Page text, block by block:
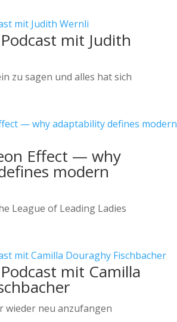
mit Judith
zu sagen und alles hat sich
Effect — why
modern
League of Leading Ladies
mit Camilla
wieder neu anzufangen